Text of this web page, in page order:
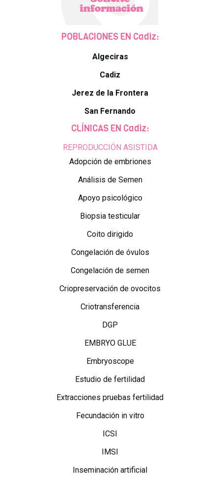
POBLACIONES EN Cadiz:
Algeciras
Cadiz
Jerez de la Frontera
San Fernando
CLÍNICAS EN Cadiz:
REPRODUCCIÓN ASISTIDA
Adopción de embriones
Análisis de Semen
Apoyo psicológico
Biopsia testicular
Coito dirigido
Congelación de óvulos
Congelación de semen
Criopreservación de ovocitos
Criotransferencia
DGP
EMBRYO GLUE
Embryoscope
Estudio de fertilidad
Extracciones pruebas fertilidad
Fecundación in vitro
ICSI
IMSI
Inseminación artificial